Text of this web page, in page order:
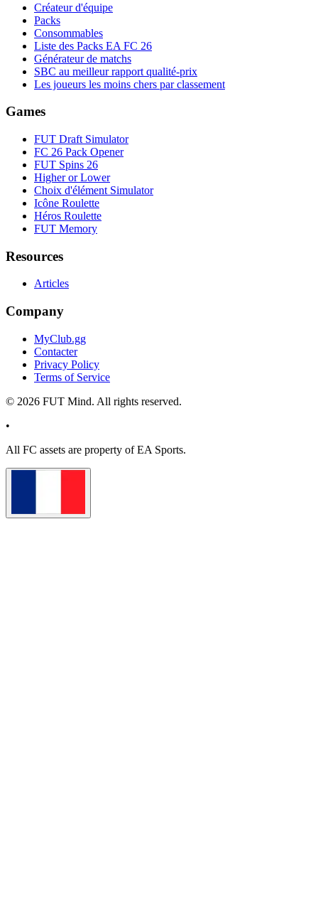
Créateur d'équipe
Packs
Consommables
Liste des Packs EA FC 26
Générateur de matchs
SBC au meilleur rapport qualité-prix
Les joueurs les moins chers par classement
Games
FUT Draft Simulator
FC 26 Pack Opener
FUT Spins 26
Higher or Lower
Choix d'élément Simulator
Icône Roulette
Héros Roulette
FUT Memory
Resources
Articles
Company
MyClub.gg
Contacter
Privacy Policy
Terms of Service
© 2026 FUT Mind. All rights reserved.
•
All FC assets are property of EA Sports.